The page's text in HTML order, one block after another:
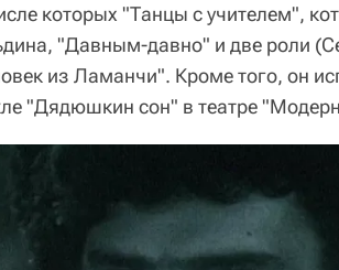
которых "Танцы с учителем",
"Давным-давно" и две роли
из Ламанчи". Кроме того, он
"Дядюшкин сон" в театре